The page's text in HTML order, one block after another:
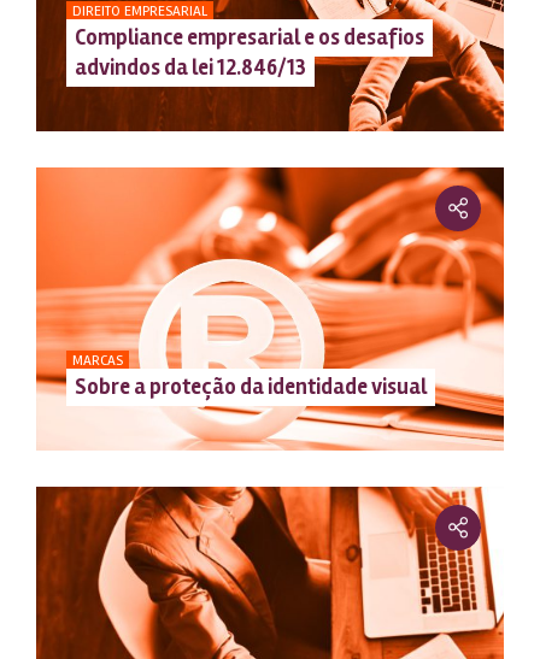
DIREITO EMPRESARIAL
Compliance empresarial e os desafios
advindos da lei 12.846/13
MARCAS
Sobre a proteção da identidade visual